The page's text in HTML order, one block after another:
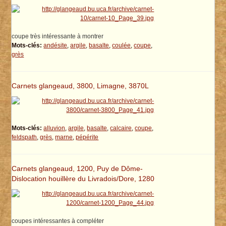
coupe très intéressante à montrer
Mots-clés: andésite,argile, basalte,coulée,coupe,
grès
Carnets glangeaud, 3800, Limagne, 3870L
Mots-clés: alluvion,argile, basalte,calcaire,coupe,
feldspath,grès,marne,pépérite
Carnets glangeaud, 1200, Puy de Dôme-
Dislocation houillère du Livradois/Dore, 1280
coupes intéressantes à compléter